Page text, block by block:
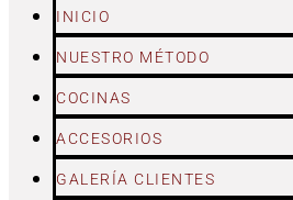
INICIO
NUESTRO MÉTODO
COCINAS
ACCESORIOS
GALERÍA CLIENTES